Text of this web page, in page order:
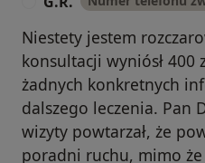
Niestety jestem
konsultacji wyniósł 400
żadnych konkretnych
dalszego leczenia. Pan
wizyty powtarzał, że
poradni ruchu, mimo